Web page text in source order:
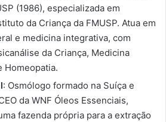
(1986), especializada em
da Criança da FMUSP. Atua em
e medicina integrativa, com
da Criança, Medicina
Homeopatia.
: Osmólogo formado na Suíça e
da WNF Óleos Essenciais,
fazenda própria para a extração